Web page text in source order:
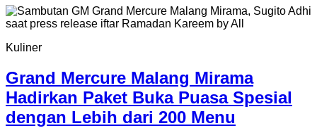
Kuliner
Grand Mercure Malang Mirama
Hadirkan Paket Buka Puasa Spesial
dengan Lebih dari 200 Menu